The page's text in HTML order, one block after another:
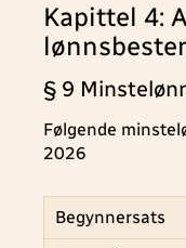
Kapittel 4:
§ 9
Følgende
2026
Begynnersats